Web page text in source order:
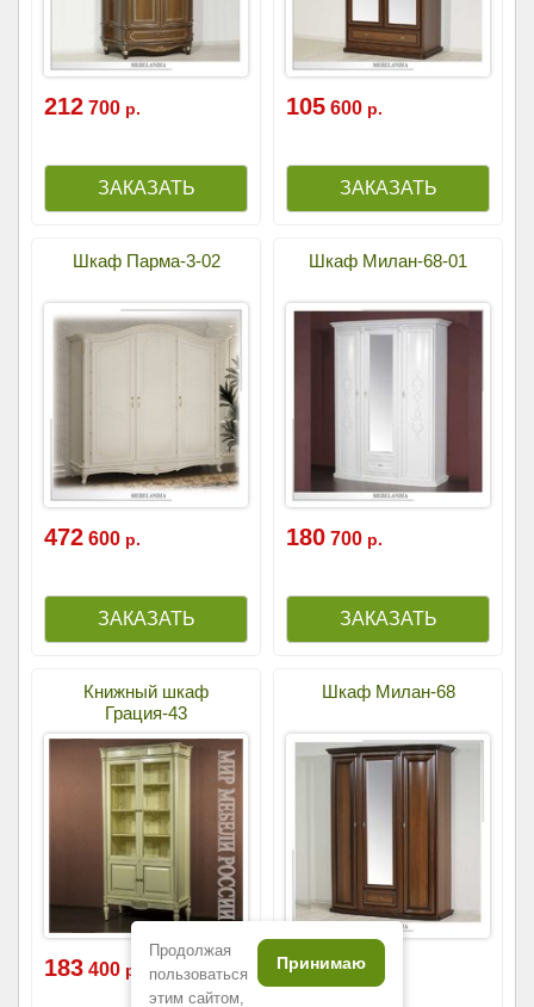
212 700 р. 105 600 р.
Шкаф Парма-3-02
472 600 р.
Шкаф Милан-68-01
180 700 р.
Книжный шкаф
Грация-43
183 400 р.
Шкаф Милан-68
185 400р.
Продолжая
пользоваться
этим сайтом,
Принимаю